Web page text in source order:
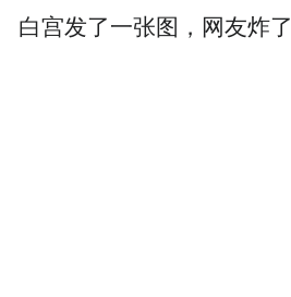
白宫发了一张图，网友炸了